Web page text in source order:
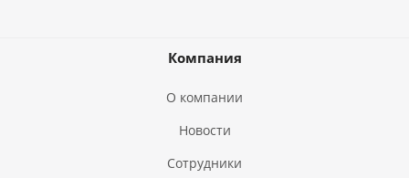
Компания
О компании
Новости
Сотрудники